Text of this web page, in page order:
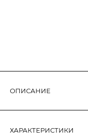
ОПИСАНИЕ
осветительных
ХАРАКТЕРИСТИКИ